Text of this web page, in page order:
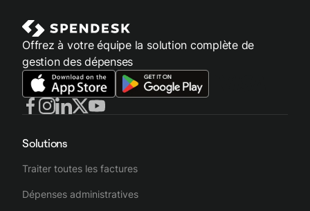
Offrez à votre équipe la solution complète de
gestion des dépenses
Solutions
Traiter toutes les factures
Dépenses administratives